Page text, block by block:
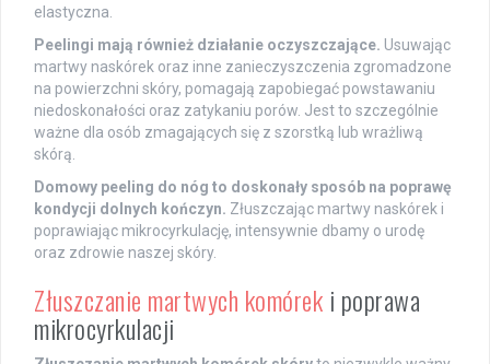
elastyczna.
Peelingi mają również działanie oczyszczające. Usuwając
martwy naskórek oraz inne zanieczyszczenia zgromadzone
na powierzchni skóry, pomagają zapobiegać powstawaniu
niedoskonałości oraz zatykaniu porów. Jest to szczególnie
ważne dla osób zmagających się z szorstką lub wrażliwą
skórą.
Domowy peeling do nóg to doskonały sposób na poprawę
kondycji dolnych kończyn. Złuszczając martwy naskórek i
poprawiając mikrocyrkulację, intensywnie dbamy o urodę
oraz zdrowie naszej skóry.
Złuszczanie martwych komórek i poprawa
mikrocyrkulacji